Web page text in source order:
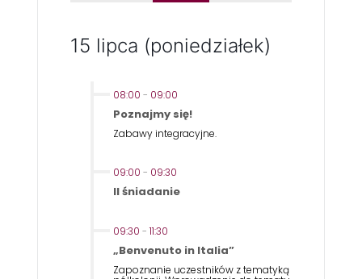
15 lipca (poniedziałek)
08:00 - 09:00
Poznajmy się!
Zabawy integracyjne.
09:00 - 09:30
II śniadanie
09:30 - 11:30
„Benvenuto in Italia”
Zapoznanie uczestników z tematyką